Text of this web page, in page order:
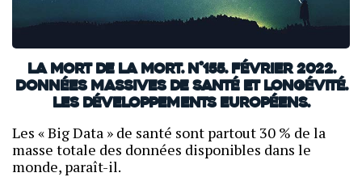
La mort de la mort. N°155. Février 2022.
Données massives de santé et longévité.
Les développements européens.
Les « Big Data » de santé sont partout 30 % de la
masse totale des données disponibles dans le
monde, paraît-il.